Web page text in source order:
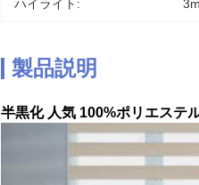
ハイライト:
製品説明
半黒化 人気 100%ポリエステ